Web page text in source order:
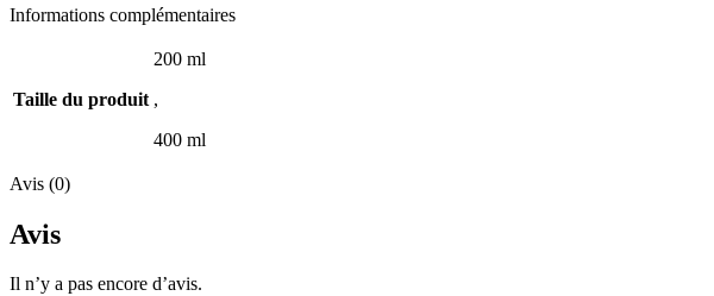
Informations complémentaires
Taille du produit
200 ml
,
400 ml
Avis (0)
Avis
Il n’y a pas encore d’avis.